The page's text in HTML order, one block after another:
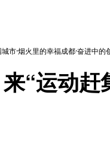
市·烟火里的幸福成都·奋进中的
“运动赶